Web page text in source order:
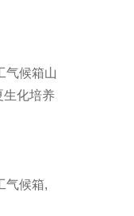
气候箱山
生化培养
气候箱,